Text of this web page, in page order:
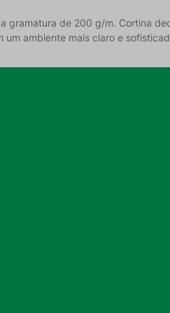
gramatura de 200 g/m. Cortina
ambiente mais claro e
ao espaço. É um produto
que facilitam a sua instalação.
processo;
do ferro de 110°C sem vapor.
danificar o produto durante o